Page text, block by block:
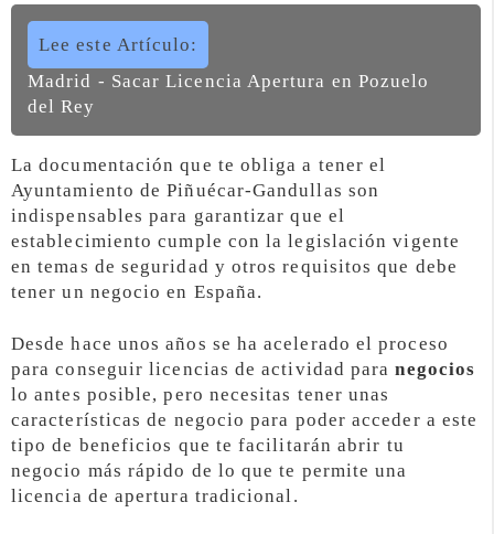
Lee este Artículo:
Madrid - Sacar Licencia Apertura en Pozuelo
del Rey
La documentación que te obliga a tener el
Ayuntamiento de Piñuécar-Gandullas son
indispensables para garantizar que el
establecimiento cumple con la legislación vigente
en temas de seguridad y otros requisitos que debe
tener un negocio en España.
Desde hace unos años se ha acelerado el proceso
para conseguir licencias de actividad paranegocios
lo antes posible, pero necesitas tener unas
características de negocio para poder acceder a este
tipo de beneficios que te facilitarán abrir tu
negocio más rápido de lo que te permite una
licencia de apertura tradicional.